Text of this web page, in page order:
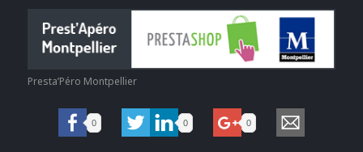
Presta’Péro Montpellier
0 0 0